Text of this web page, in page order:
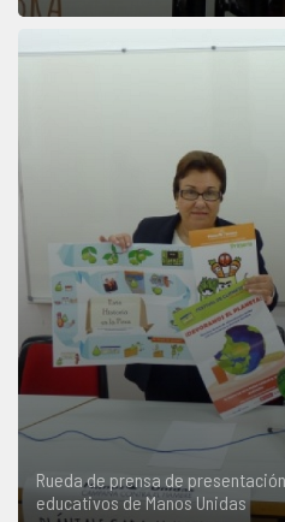
Rueda de prensa de
educativos de Manos Unidas